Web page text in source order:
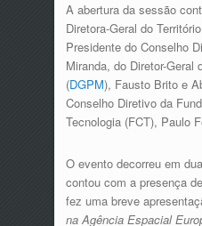
A abertura da sessão
Diretora-Geral do
Presidente do Conselho
Miranda, do Diretor-Geral
(DGPM), Fausto Brito e
Conselho Diretivo da
Tecnologia (FCT), Paulo
O evento decorreu em
contou com a presença
fez uma breve
na Agência Espacial